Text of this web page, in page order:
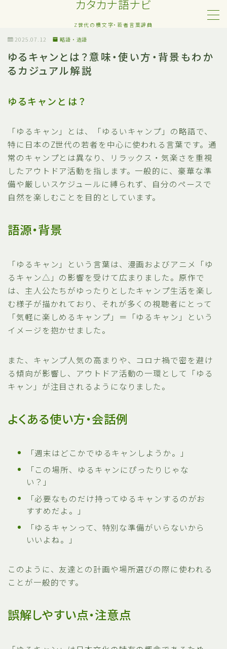
カタカナ語ナビ
Z世代の横文字・若者言葉辞典
MENU
Z世代・若者カタカナ語
ネット・SNS用語
日常でよく聞く流行語
略語・造語
2025.07.12 略語・造語
ゆるキャンとは？意味・使い方・背景もわか
るカジュアル解説
ゆるキャンとは？
「ゆるキャン」とは、「ゆるいキャンプ」の略語で、
特に日本のZ世代の若者を中心に使われる言葉です。通
常のキャンプとは異なり、リラックス・気楽さを重視
したアウトドア活動を指します。一般的に、豪華な準
備や厳しいスケジュールに縛られず、自分のペースで
自然を楽しむことを目的としています。
語源・背景
「ゆるキャン」という言葉は、漫画およびアニメ「ゆ
るキャン△」の影響を受けて広まりました。原作で
は、主人公たちがゆったりとしたキャンプ生活を楽し
む様子が描かれており、それが多くの視聴者にとって
「気軽に楽しめるキャンプ」＝「ゆるキャン」という
イメージを抱かせました。
また、キャンプ人気の高まりや、コロナ禍で密を避け
る傾向が影響し、アウトドア活動の一環として「ゆる
キャン」が注目されるようになりました。
よくある使い方・会話例
「週末はどこかでゆるキャンしようか。」
「この場所、ゆるキャンにぴったりじゃな
い？」
「必要なものだけ持ってゆるキャンするのがお
すすめだよ。」
「ゆるキャンって、特別な準備がいらないから
いいよね。」
このように、友達との計画や場所選びの際に使われる
ことが一般的です。
誤解しやすい点・注意点